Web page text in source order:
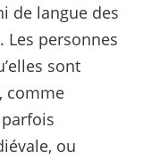
de langue des
Les personnes
sont
comme
ou